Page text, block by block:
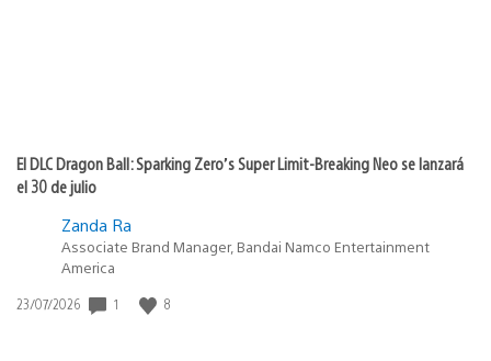
El DLC Dragon Ball: Sparking Zero’s Super Limit-Breaking Neo se lanzará
el 30 de julio
Zanda Ra
Associate Brand Manager, Bandai Namco Entertainment
America
Fecha
23/07/2026 1 8